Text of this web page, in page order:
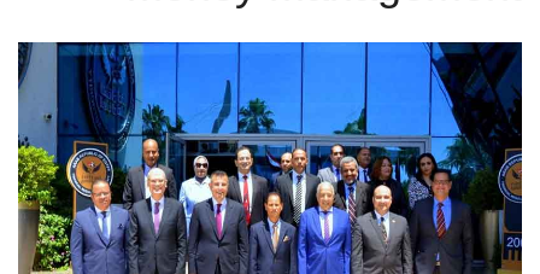
الأنظمة الذكية
الإعلام
تواصل معنا
الطلاب